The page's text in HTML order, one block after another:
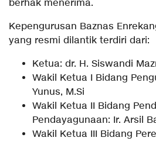
berhak menerima.
Kepengurusan Baznas
yang resmi dilantik terdiri dari:
Ketua: dr. H. Siswandi
Wakil Ketua I Bidang
Yunus, M.Si
Wakil Ketua II Bidang
Pendayagunaan: Ir. Arsil
Wakil Ketua III Bidang